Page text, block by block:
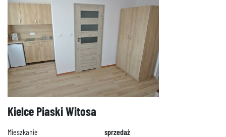
Kielce Piaski Witosa
Mieszkanie
sprzedaż